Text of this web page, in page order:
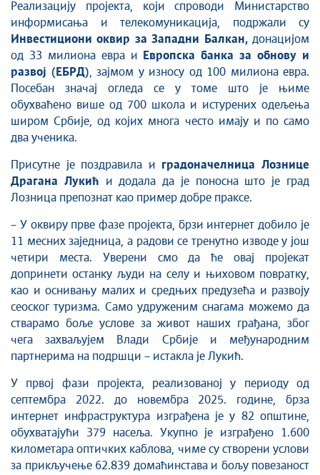
Реализацију пројекта, који спроводи Министарство
информисања и телекомуникација, подржали су
Инвестициони оквир за Западни Балкан,донацијом
од 33 милиона евра и Европска банка за обнову и
развој (ЕБРД) , зајмом у износу од 100 милиона евра.
Посебан значај огледа се у томе што је њиме
обухваћено више од 700 школа и истурених одељења
широм Србије, од којих многа често имају и по само
два ученика.
Присутне је поздравила и градоначелница Лознице
Драгана Лукић и додала да је поносна што је град
Лозница препознат као пример добре праксе.
– У оквиру прве фазе пројекта, брзи интернет добило је
11 месних заједница, а радови се тренутно изводе у још
четири места. Уверени смо да ће овај пројекат
допринети останку људи на селу и њиховом повратку,
као и оснивању малих и средњих предузећа и развоју
сеоског туризма. Само удруженим снагама можемо да
стварамо боље услове за живот наших грађана, због
чега захваљујем Влади Србије и међународним
партнерима на подршци – истакла је Лукић.
У првој фази пројекта, реализованој у периоду од
септембра 2022. до новембра 2025. године, брза
интернет инфраструктура изграђена је у 82 општине,
обухватајући 379 насеља. Укупно је изграђено 1.600
километара оптичких каблова, чиме су створени услови
за прикључење 62.839 домаћинстава и бољу повезаност